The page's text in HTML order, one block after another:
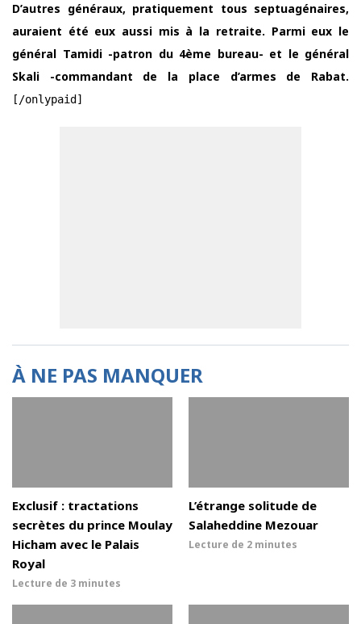
D’autres généraux, pratiquement tous septuagénaires,
auraient été eux aussi mis à la retraite. Parmi eux le
général Tamidi -patron du 4ème bureau- et le général
Skali -commandant de la place d’armes de Rabat.
[/onlypaid]
À NE PAS MANQUER
Exclusif : tractations
secrètes du prince Moulay
Hicham avec le Palais
Royal
Lecture de 3 minutes
L’étrange solitude de
Salaheddine Mezouar
Lecture de 2 minutes